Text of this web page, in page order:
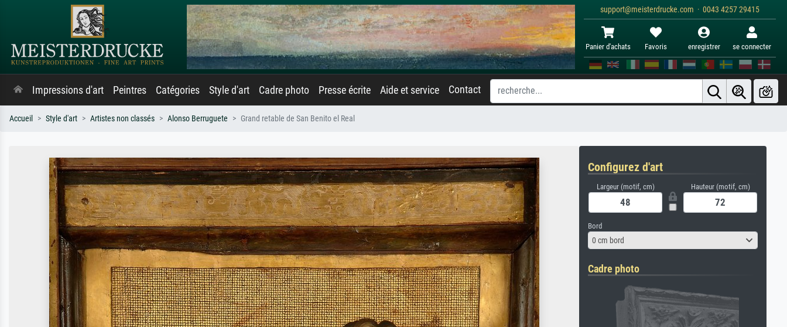
support@meisterdrucke.com · 0043 4257 29415
Panier d'achats Favoris enregistrer se connecter
Impressions d'art Peintres Catégories Style d'art Cadre photo Presse écrite Aide et service Contact
Accueil Style d'art Artistes non classés Alonso Berruguete Grand retable de San Benito el Real
Configurez d'art
Largeur (motif, cm) Hauteur (motif, cm)
Bord
0 cm bord
Cadre photo